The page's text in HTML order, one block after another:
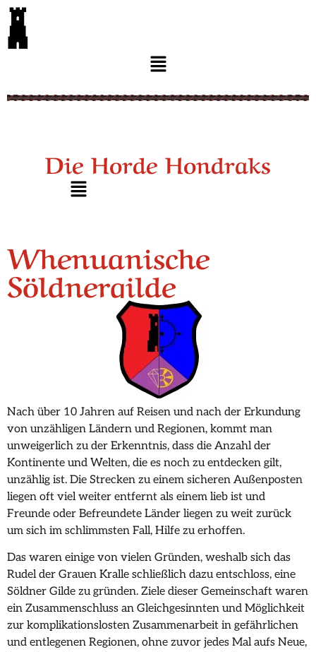
Die Horde Hondraks
Whenuanische
Söldnergilde
Nach über 10 Jahren auf Reisen und nach der Erkundung
von unzähligen Ländern und Regionen, kommt man
unweigerlich zu der Erkenntnis, dass die Anzahl der
Kontinente und Welten, die es noch zu entdecken gilt,
unzählig ist. Die Strecken zu einem sicheren Außenposten
liegen oft viel weiter entfernt als einem lieb ist und
Freunde oder Befreundete Länder liegen zu weit zurück
um sich im schlimmsten Fall, Hilfe zu erhoffen.
Das waren einige von vielen Gründen, weshalb sich das
Rudel der Grauen Kralle schließlich dazu entschloss, eine
Söldner Gilde zu gründen. Ziele dieser Gemeinschaft waren
ein Zusammenschluss an Gleichgesinnten und Möglichkeit
zur komplikationslosten Zusammenarbeit in gefährlichen
und entlegenen Regionen, ohne zuvor jedes Mal aufs Neue,